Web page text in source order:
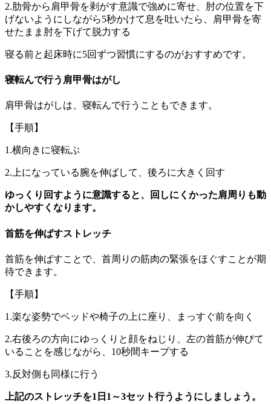
2.肋骨から肩甲骨を剥がす意識で強めに寄せ、肘の位置を下
げないようにしながら5秒かけて息を吐いたら、肩甲骨を寄
せたまま肘を下げて脱力する
寝る前と起床時に5回ずつ習慣にするのがおすすめです。
寝転んで行う肩甲骨はがし
肩甲骨はがしは、寝転んで行うこともできます。
【手順】
1.横向きに寝転ぶ
2.上になっている腕を伸ばして、後ろに大きく回す
ゆっくり回すように意識すると、回しにくかった肩周りも動
かしやすくなります。
首筋を伸ばすストレッチ
首筋を伸ばすことで、首周りの筋肉の緊張をほぐすことが期
待できます。
【手順】
1.楽な姿勢でベッドや椅子の上に座り、まっすぐ前を向く
2.右後ろの方向にゆっくりと顔をねじり、左の首筋が伸びて
いることを感じながら、10秒間キープする
3.反対側も同様に行う
上記のストレッチを1日1～3セット行うようにしましょう。